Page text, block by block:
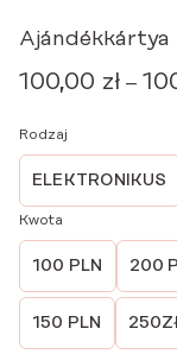
Ajándékkártya
100,00 zł –
Rodzaj
ELEKTRONIKUS
Kwota
100 PLN 200
150 PLN